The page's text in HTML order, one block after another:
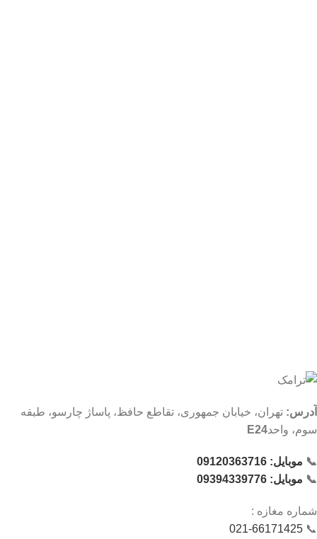
آدرس: تهران، خیابان جمهوری، تقاطع حافظ، پاساژ چارسو، طبقه
سوم، واحدE24
📞 موبایل: 09120363716
📞 موبایل: 09394339776
شماره‌ مغازه :
📞
021-66171425